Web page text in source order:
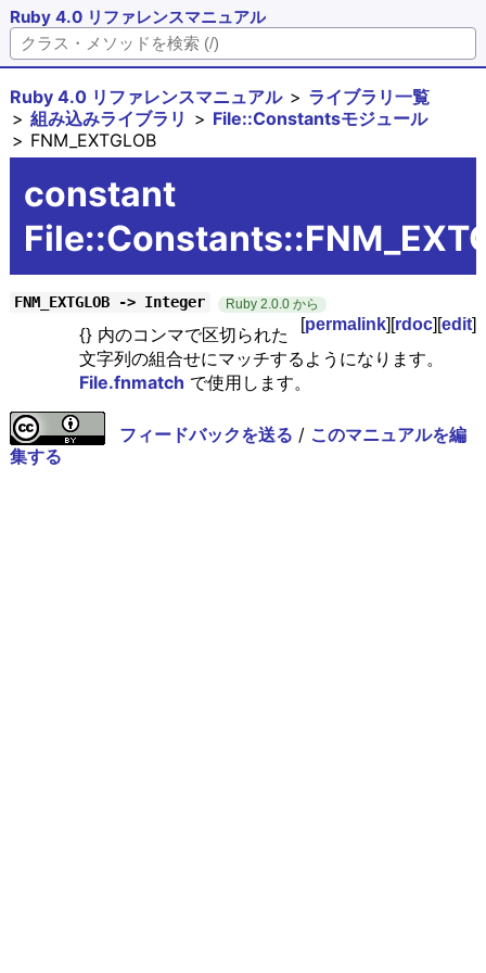
Ruby 4.0 リファレンスマニュアル
Ruby 4.0 リファレンスマニュアル
ライブラリ一覧
組み込みライブラリ
File::Constantsモジュール
FNM_EXTGLOB
constant
FNM_EXTGLOB -> Integer Ruby 2.0.0 から
[permalink][rdoc][edit]
{} 内のコンマで区切られた
文字列の組合せにマッチするようになります。
File.fnmatch で使用します。
フィードバックを送る / このマニュアルを編
集する